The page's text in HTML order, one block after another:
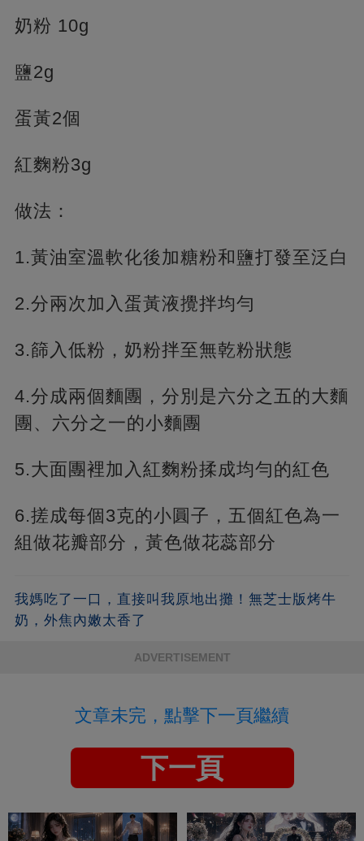
奶粉 10g
鹽2g
蛋黃2個
紅麴粉3g
做法：
1.黃油室溫軟化後加糖粉和鹽打發至泛白
2.分兩次加入蛋黃液攪拌均勻
3.篩入低粉，奶粉拌至無乾粉狀態
4.分成兩個麵團，分別是六分之五的大麵
團、六分之一的小麵團
5.大面團裡加入紅麴粉揉成均勻的紅色
6.搓成每個3克的小圓子，五個紅色為一
組做花瓣部分，黃色做花蕊部分
我媽吃了一口，直接叫我原地出攤！無芝士版烤牛
奶，外焦內嫩太香了
ADVERTISEMENT
文章未完，點擊下一頁繼續
下一頁